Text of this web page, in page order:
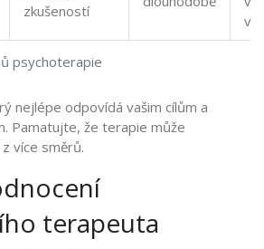
psychoterapie
zkušeností
nejlépe odpovídá vašim cílům a
Pamatujte, že terapie může
více směrů.
terapeuta